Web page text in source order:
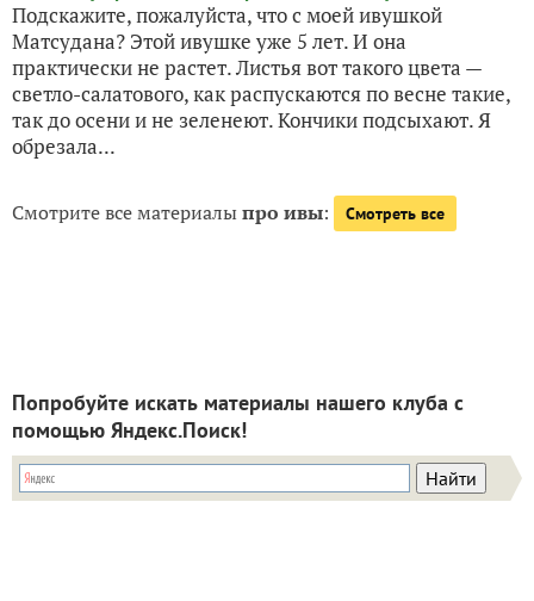
Подскажите, пожалуйста, что с моей ивушкой
Матсудана? Этой ивушке уже 5 лет. И она
практически не растет. Листья вот такого цвета —
светло-салатового, как распускаются по весне такие,
так до осени и не зеленеют. Кончики подсыхают. Я
обрезала...
Смотрите все материалыпро ивы: Смотреть все
Попробуйте искать материалы нашего клуба с
помощью Яндекс.Поиск!